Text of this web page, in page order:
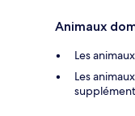
Animaux
Les
Les